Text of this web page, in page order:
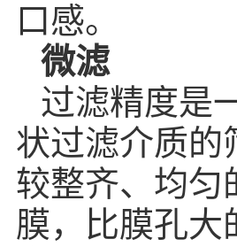
口感。
微滤
过滤精度是
状过滤介质的
较整齐、均匀
膜，比膜孔大